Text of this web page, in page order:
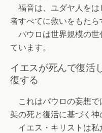
福音は、ユダヤ人をは
者すべてに救いをもたら
パウロは世界規模の世
ています。
イエスが死んで復活
復する
これはパウロの妄想で
架の死と復活に基づく神
イエス・キリストは私